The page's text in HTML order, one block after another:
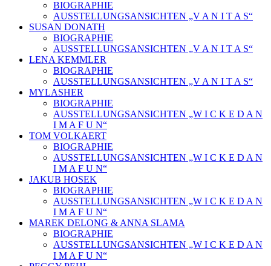
BIOGRAPHIE
AUSSTELLUNGSANSICHTEN „V A N I T A S“
SUSAN DONATH
BIOGRAPHIE
AUSSTELLUNGSANSICHTEN „V A N I T A S“
LENA KEMMLER
BIOGRAPHIE
AUSSTELLUNGSANSICHTEN „V A N I T A S“
MYLASHER
BIOGRAPHIE
AUSSTELLUNGSANSICHTEN „W I C K E D A N
I M A F U N“
TOM VOLKAERT
BIOGRAPHIE
AUSSTELLUNGSANSICHTEN „W I C K E D A N
I M A F U N“
JAKUB HOSEK
BIOGRAPHIE
AUSSTELLUNGSANSICHTEN „W I C K E D A N
I M A F U N“
MAREK DELONG & ANNA SLAMA
BIOGRAPHIE
AUSSTELLUNGSANSICHTEN „W I C K E D A N
I M A F U N“